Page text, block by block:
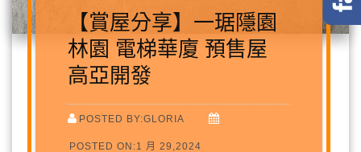
【賞屋分享】一琚隱園
林園 電梯華廈 預售屋
高亞開發
POSTED BY:GLORIA
POSTED ON:1 月 29,2024